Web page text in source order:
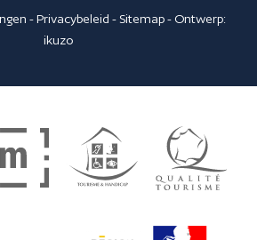
-Privacybeleid - Sitemap- Ontwerp:
ikuzo